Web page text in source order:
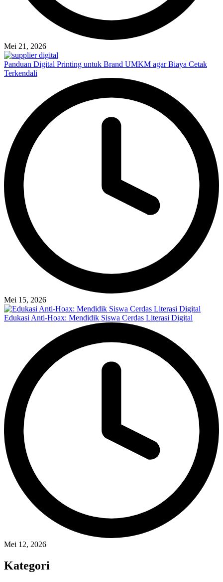
Mei 21, 2026
Panduan Digital Printing untuk Brand UMKM agar Biaya Cetak
Terkendali
Mei 15, 2026
Edukasi Anti-Hoax: Mendidik Siswa Cerdas Literasi Digital
Mei 12, 2026
Kategori